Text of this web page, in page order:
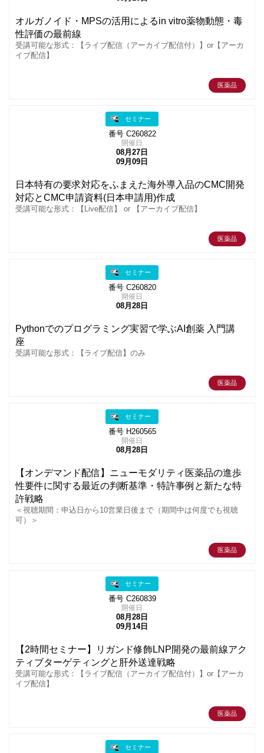
オルガノイド・MPSの活用によるin vitro薬物動態・毒
性評価の最前線
受講可能な形式：【ライブ配信（アーカイブ配信付）】or【アーカ
イブ配信】
医薬品
セミナー
番号 C260822
開催日
08月27日
09月09日
日本特有の要求対応をふまえた海外導入品のCMC開発
対応とCMC申請資料(日本申請用)作成
受講可能な形式：【Live配信】 or 【アーカイブ配信】
医薬品
セミナー
番号 C260820
開催日
08月28日
Pythonでのプログラミング実習で学ぶAI創薬 入門講
座
受講可能な形式：【ライブ配信】のみ
医薬品
セミナー
番号 H260565
開催日
08月28日
【オンデマンド配信】ニューモダリティ医薬品の進歩
性要件に関する最近の判断基準・特許事例と新たな特
許戦略
＜視聴期間：申込日から10営業日後まで（期間中は何度でも視聴
可）＞
医薬品
セミナー
番号 C260839
開催日
08月28日
09月14日
【2時間セミナー】リガンド修飾LNP開発の最前線アク
ティブターゲティングと肝外送達戦略
受講可能な形式：【ライブ配信（アーカイブ配信付）】or【アーカ
イブ配信】
医薬品
セミナー